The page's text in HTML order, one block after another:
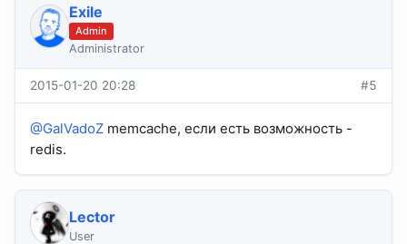
Exile
Admin
Administrator
2015-01-20 20:28 #5
@GalVadoZ memcache, если есть возможность -
redis.
Lector
User